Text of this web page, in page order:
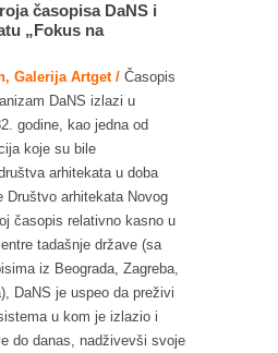
časopisa DaNS i
„Fokus na
Galerija Artget / Časopis
DaNS izlazi u
godine, kao jedna od
koje su bile
arhitekata u doba
Društvo arhitekata Novog
časopis relativno kasno u
tadašnje države (sa
iz Beograda, Zagreba,
DaNS je uspeo da preživi
u kom je izlazio i
do danas, nadživevši svoje